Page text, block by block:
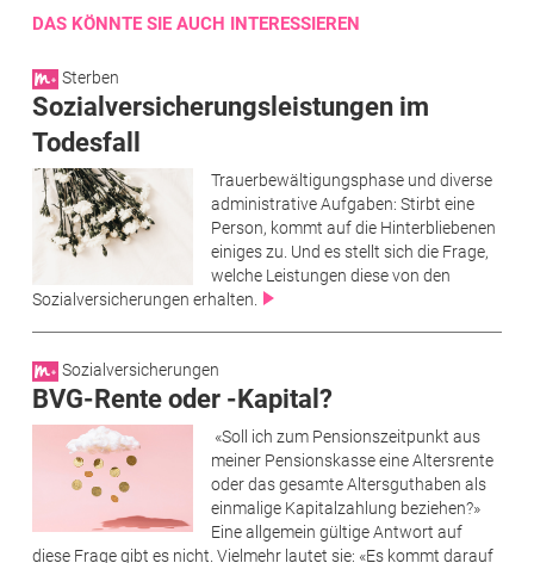
DAS KÖNNTE SIE AUCH INTERESSIEREN
Sterben
Sozialversicherungs­leistungen im
Todesfall
Trauerbewältigungsphase und diverse
administrative Aufgaben: Stirbt eine
Person, kommt auf die Hinterbliebenen
einiges zu. Und es stellt sich die Frage,
welche Leistungen diese von den
Sozialversicherungen erhalten.
Sozialversicherungen
BVG-Rente oder -Kapital?
«Soll ich zum Pensionszeitpunkt aus
meiner Pensionskasse eine Altersrente
oder das gesamte Altersguthaben als
einmalige Kapitalzahlung beziehen?»
Eine allgemein gültige Antwort auf
diese Frage gibt es nicht. Vielmehr lautet sie: «Es kommt darauf